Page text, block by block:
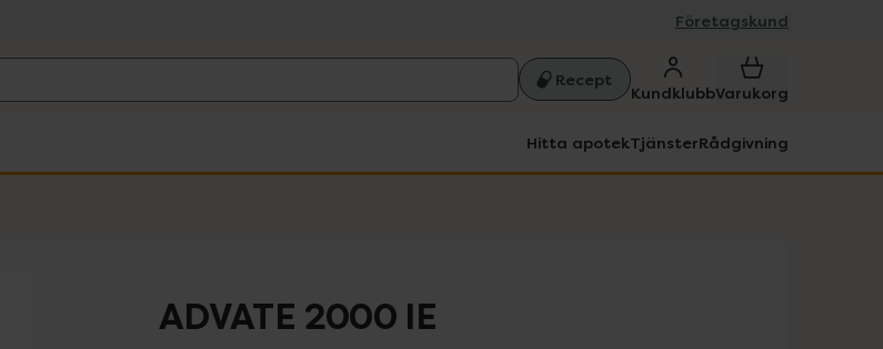
Företagskund
Recept
KundklubbVarukorg
Hitta apotekTjänsterRådgivning
ADVATE 2000 IE